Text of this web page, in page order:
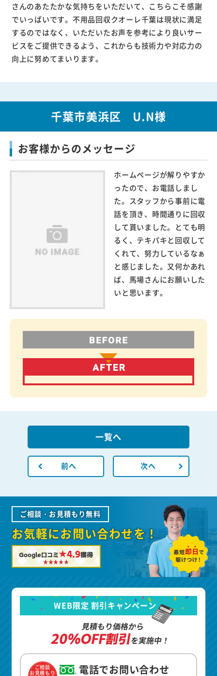
さんのあたたかな気持ちをいただいて、こちらこそ感謝
でいっぱいです。不用品回収クオーレ千葉は現状に満足
するのではなく、いただいたお声を参考により良いサー
ビスをご提供できるよう、これからも技術力や対応力の
向上に努めてまいります。
千葉市美浜区 U.N様
お客様からのメッセージ
ホームページが解りやすか
ったので、お電話しまし
た。スタッフから事前に電
話を頂き、時間通りに回収
して貰いました。とても明
るく、テキパキと回収して
くれて、努力しているなぁ
と感じました。又何かあれ
ば、馬場さんにお願いした
いと思います。
前へ
一覧へ
次へ
ご相談・お見積もり無料
お気軽にお問い合わせを！
Google口コミ★4.9獲得
WEB限定 割引キャンペーン
見積もり価格から
20%OFF割引を実施中！
ご相談
お見積もり
電話でお問い合わせ